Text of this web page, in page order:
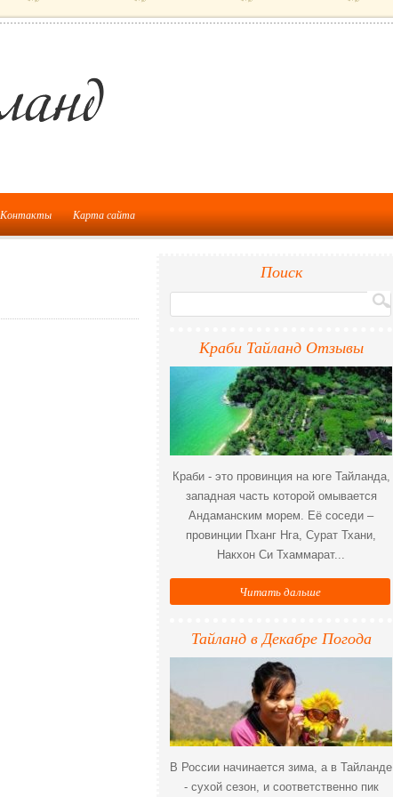
Контакты Карта сайта
Поиск
Краби Тайланд Отзывы
Краби - это провинция на юге Тайланда,
западная часть которой омывается
Андаманским морем. Её соседи –
провинции Пханг Нга, Сурат Тхани,
Накхон Си Тхаммарат...
Читать дальше
Тайланд в Декабре Погода
В России начинается зима, а в Тайланде
- сухой сезон, и соответственно пик